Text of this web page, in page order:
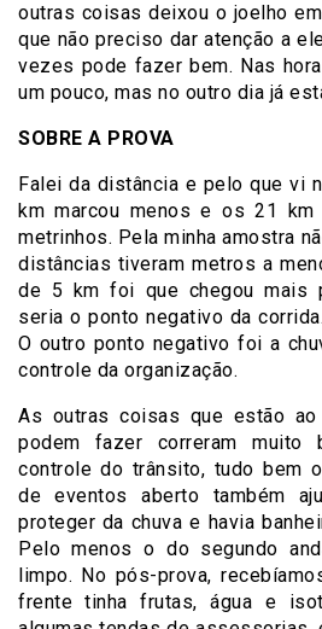
outras coisas deixou o joelho
que não preciso dar atenção a
vezes pode fazer bem. Nas
um pouco, mas no outro dia já
SOBRE A PROVA
Falei da distância e pelo que vi
km marcou menos e os 21 km
metrinhos. Pela minha amostra
distâncias tiveram metros a
de 5 km foi que chegou mais
seria o ponto negativo da
O outro ponto negativo foi a
controle da organização.
As outras coisas que estão
podem fazer correram muito
controle do trânsito, tudo bem
de eventos aberto também
proteger da chuva e havia
Pelo menos o do segundo
limpo. No pós-prova,
frente tinha frutas, água e